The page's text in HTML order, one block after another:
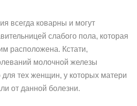
всегда коварны и могут
слабого пола, которая
расположена. Кстати,
молочной железы
для тех женщин, у которых матери
от данной болезни.